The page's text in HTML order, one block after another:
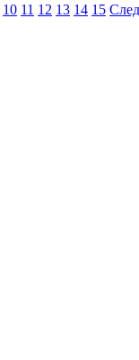
10 11 12 13 14 15